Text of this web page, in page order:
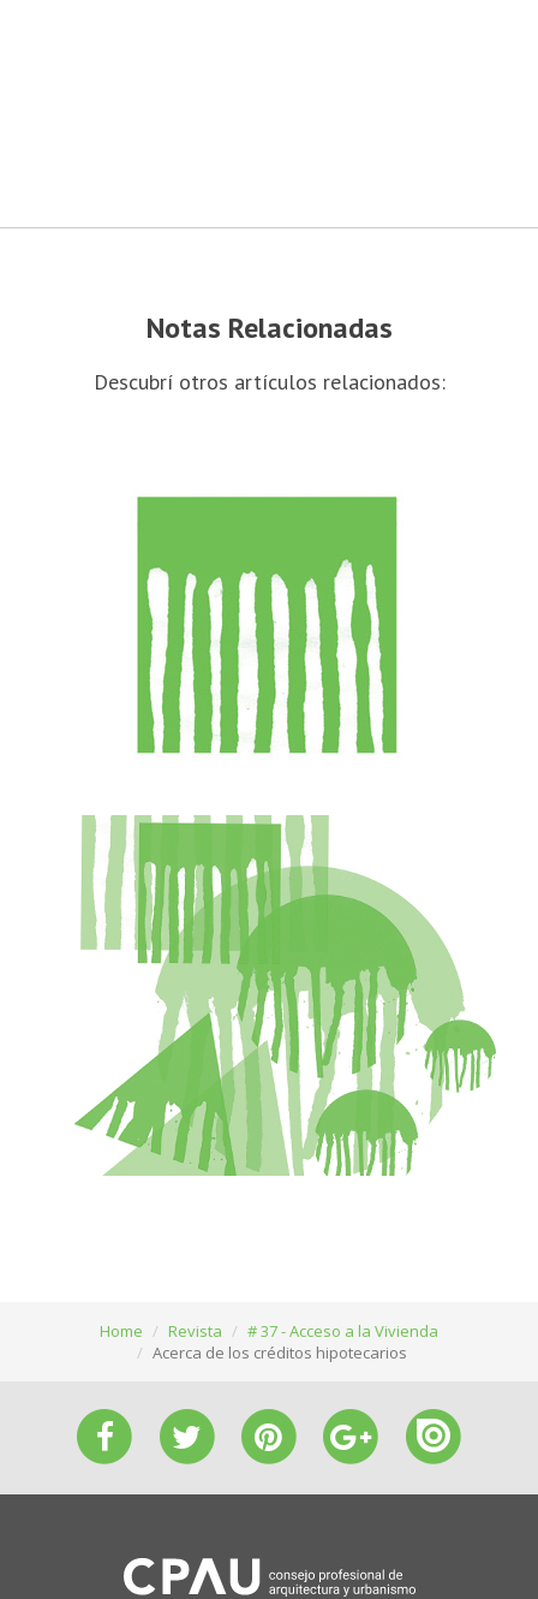
Notas Relacionadas
Descubrí otros artículos relacionados:
Home Revista
# 37 - Acceso a la Vivienda
Acerca de los créditos hipotecarios